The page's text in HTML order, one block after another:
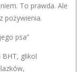
To prawda. Ale
pożywienia.
psa”
glikol